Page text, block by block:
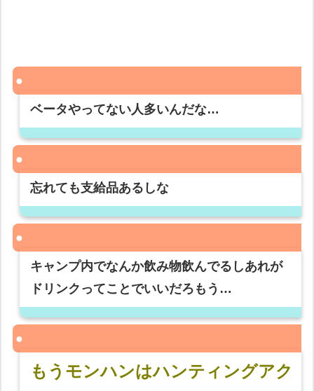
ベータやってない人多いんだな…
忘れても支給品あるしな
キャンプ内でなんか飲み物飲んでるしあれが
ドリンクってことでいいだろもう…
もうモンハンはハンティングアク